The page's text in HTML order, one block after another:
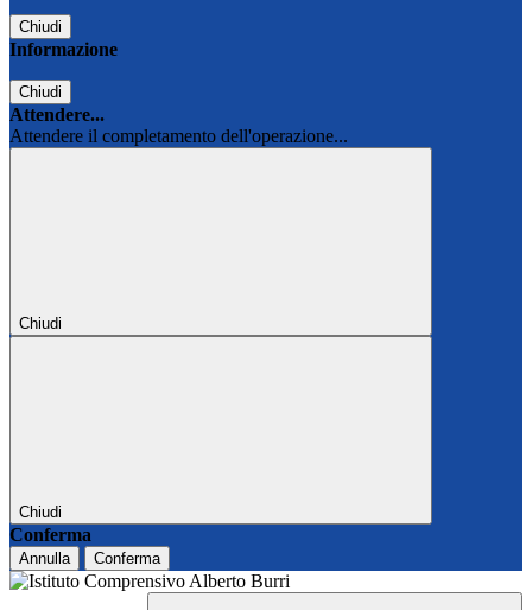
Chiudi
Informazione
Chiudi
Attendere...
Attendere il completamento dell'operazione...
Chiudi
Chiudi
Conferma
Annulla Conferma